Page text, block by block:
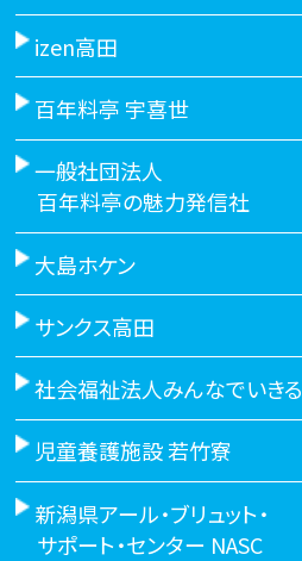
izen高田
百年料亭 宇喜世
一般社団法人
百年料亭の魅力発信社
大島ホケン
サンクス高田
社会福祉法人みんなでいきる
児童養護施設 若竹寮
新潟県アール・ブリュット・
サポート・センター NASC